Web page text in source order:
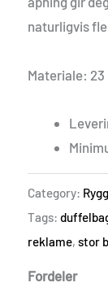
naturligvis
Materiale:
Category:
Tags:
reklame, stor
Fordeler